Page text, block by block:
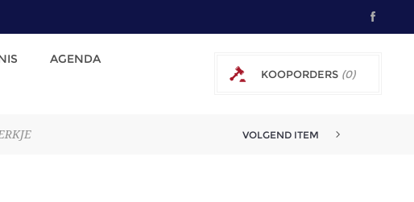
KOOPORDERS (0)
AGENDA
VOLGEND ITEM